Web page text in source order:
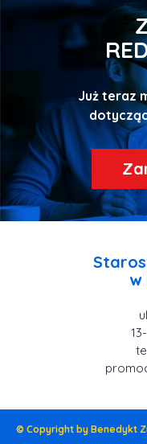
Już teraz
© Copyright by Benedykt